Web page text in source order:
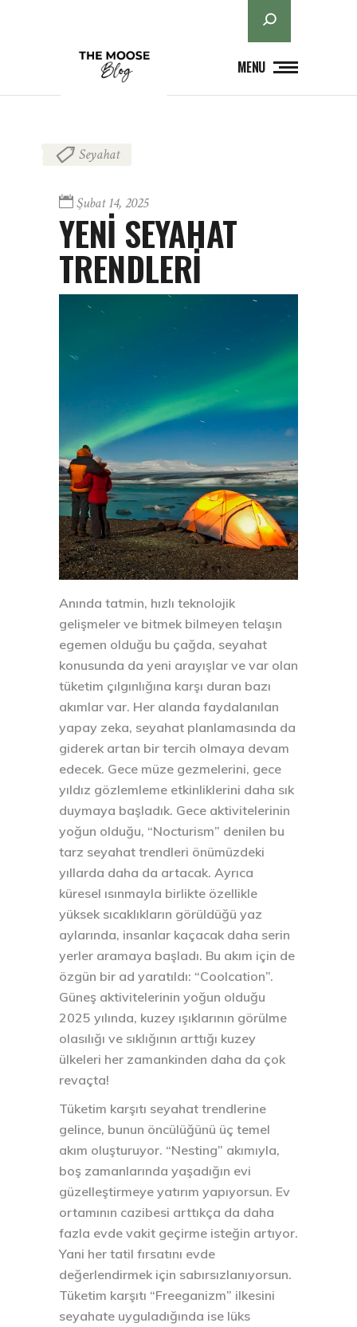
MENU
Seyahat
Şubat 14, 2025
YENİ SEYAHAT
TRENDLERİ
Anında tatmin, hızlı teknolojik
gelişmeler ve bitmek bilmeyen telaşın
egemen olduğu bu çağda, seyahat
konusunda da yeni arayışlar ve var olan
tüketim çılgınlığına karşı duran bazı
akımlar var. Her alanda faydalanılan
yapay zeka, seyahat planlamasında da
giderek artan bir tercih olmaya devam
edecek. Gece müze gezmelerini, gece
yıldız gözlemleme etkinliklerini daha sık
duymaya başladık. Gece aktivitelerinin
yoğun olduğu, “Nocturism” denilen bu
tarz seyahat trendleri önümüzdeki
yıllarda daha da artacak. Ayrıca
küresel ısınmayla birlikte özellikle
yüksek sıcaklıkların görüldüğü yaz
aylarında, insanlar kaçacak daha serin
yerler aramaya başladı. Bu akım için de
özgün bir ad yaratıldı: “Coolcation”.
Güneş aktivitelerinin yoğun olduğu
2025 yılında, kuzey ışıklarının görülme
olasılığı ve sıklığının arttığı kuzey
ülkeleri her zamankinden daha da çok
revaçta!
Tüketim karşıtı seyahat trendlerine
gelince, bunun öncülüğünü üç temel
akım oluşturuyor. “Nesting” akımıyla,
boş zamanlarında yaşadığın evi
güzelleştirmeye yatırım yapıyorsun. Ev
ortamının cazibesi arttıkça da daha
fazla evde vakit geçirme isteğin artıyor.
Yani her tatil fırsatını evde
değerlendirmek için sabırsızlanıyorsun.
Tüketim karşıtı “Freeganizm” ilkesini
seyahate uyguladığında ise lüks